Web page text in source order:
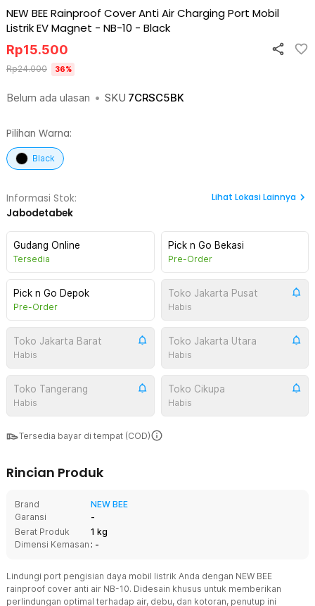
NEW BEE Rainproof Cover Anti Air Charging Port Mobil
Listrik EV Magnet - NB-10 - Black
Belum ada ulasan • SKU 7CRSC5BK
Rp15.500
Rp24.000 36%
Pilihan Warna:
Black
Informasi Stok:
Jabodetabek
Lihat Lokasi Lainnya
Gudang Online
Tersedia
Pick n Go Bekasi
Pre-Order
Pick n Go Depok
Pre-Order
Toko Jakarta Pusat
Habis
Toko Jakarta Barat
Habis
Toko Jakarta Utara
Habis
Toko Tangerang
Habis
Toko Cikupa
Habis
Tersedia bayar di tempat (COD)
Rincian Produk
Brand
NEW BEE
Garansi
-
Berat Produk
1 kg
Dimensi Kemasan : -
Lindungi port pengisian daya mobil listrik Anda dengan NEW BEE
rainproof cover anti air NB-10. Didesain khusus untuk memberikan
perlindungan optimal terhadap air, debu, dan kotoran, penutup ini